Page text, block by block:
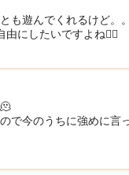
も遊んでくれるけど。。
にしたいですよね😮‍💨
で今のうちに強めに言